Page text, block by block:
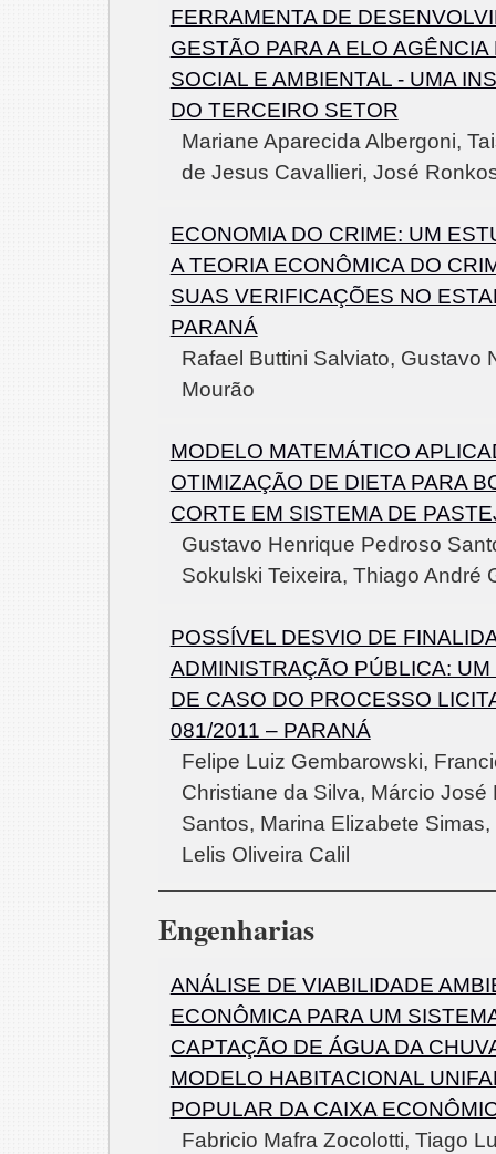
FERRAMENTA DE
GESTÃO PARA A ELO AGÊNCIA
SOCIAL E AMBIENTAL - UMA
DO TERCEIRO SETOR
Mariane Aparecida Albergoni,
de Jesus Cavallieri, José
ECONOMIA DO CRIME: UM
A TEORIA ECONÔMICA DO
SUAS VERIFICAÇÕES NO
PARANÁ
Rafael Buttini Salviato, Gustavo
Mourão
MODELO MATEMÁTICO
OTIMIZAÇÃO DE DIETA PARA
CORTE EM SISTEMA DE
Gustavo Henrique Pedroso
Sokulski Teixeira, Thiago André
POSSÍVEL DESVIO DE
ADMINISTRAÇÃO PÚBLICA:
DE CASO DO PROCESSO
081/2011 – PARANÁ
Felipe Luiz Gembarowski,
Christiane da Silva, Márcio José
Santos, Marina Elizabete
Lelis Oliveira Calil
Engenharias
ANÁLISE DE VIABILIDADE
ECONÔMICA PARA UM
CAPTAÇÃO DE ÁGUA DA
MODELO HABITACIONAL
POPULAR DA CAIXA
Fabricio Mafra Zocolotti, Tiago